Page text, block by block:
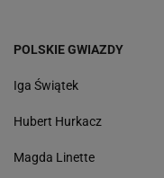
POLSKIE GWIAZDY
Iga Świątek
Hubert Hurkacz
Magda Linette